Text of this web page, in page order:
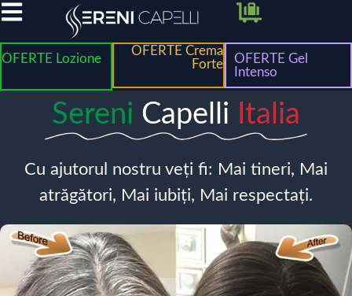
OFERTE Lozione
OFERTE Crema
Forte
OFERTE Gel
Intenso
Sereni Capelli Italia
Cu ajutorul nostru veți fi: Mai tineri, Mai
atrăgători, Mai iubiți, Mai respectați.